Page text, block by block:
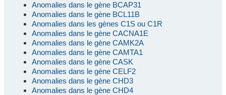
Anomalies dans le gène BCAP31
Anomalies dans le gène BCL11B
Anomalies dans les gènes C1S ou C1R
Anomalies dans le gène CACNA1E
Anomalies dans le gène CAMK2A
Anomalies dans le gène CAMTA1
Anomalies dans le gène CASK
Anomalies dans le gène CELF2
Anomalies dans le gène CHD3
Anomalies dans le gène CHD4